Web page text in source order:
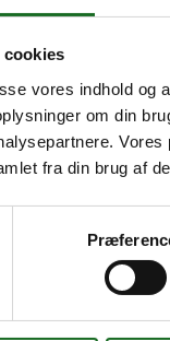
cookies
vores indhold og
om din
fra din brug af
ny
samarbejde
der hver dag
til: